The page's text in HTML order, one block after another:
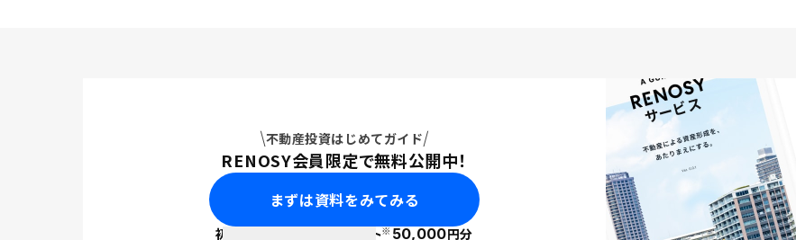
不動産投資はじめてガイド
RENOSY会員限定で無料公開中！
まずは資料をみてみる
初回面談で ポイント※50,000円分